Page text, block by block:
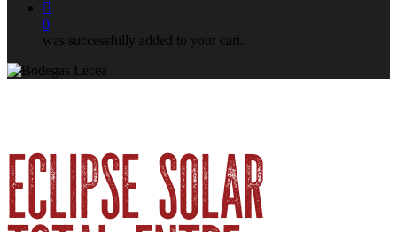
0
was successfully added to your cart.
Eclipse solar